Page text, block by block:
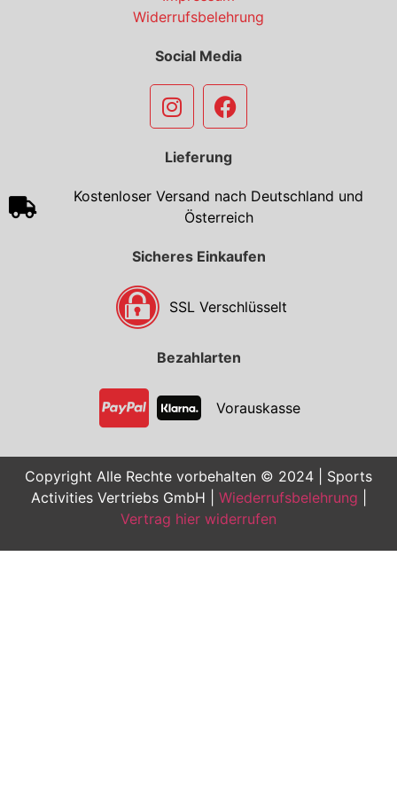
Widerrufsbelehrung
Social Media
Lieferung
Kostenloser Versand nach Deutschland und
Österreich
Sicheres Einkaufen
SSL Verschlüsselt
Bezahlarten
Vorauskasse
Copyright Alle Rechte vorbehalten © 2024 | Sports
Activities Vertriebs GmbH | Wiederrufsbelehrung
Vertrag hier widerrufen